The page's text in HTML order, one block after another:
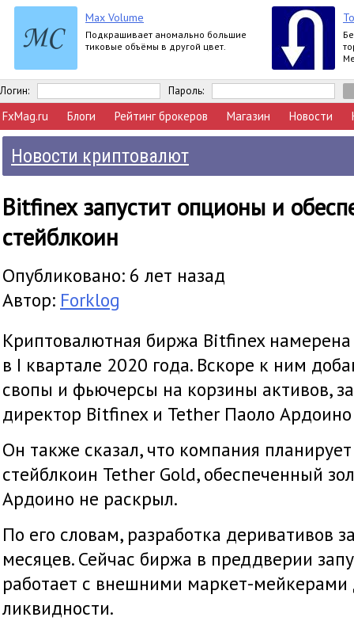
Max Volume
Подкрашивает аномально большие
тиковые объёмы в другой цвет.
Логин: Пароль:
FxMag.ru Блоги Рейтинг брокеров Магазин Новости
Новости криптовалют
Bitfinex запустит опционы и
стейблкоин
Опубликовано: 6 лет назад
Автор: Forklog
Криптовалютная биржа Bitfinex
в I квартале 2020 года. Вскоре к ним
свопы и фьючерсы на корзины активов,
директор Bitfinex и Tether Паоло
Он также сказал, что компания
стейблкоин Tether Gold, обеспеченный
Ардоино не раскрыл.
По его словам, разработка деривативов
месяцев. Сейчас биржа в преддверии
работает с внешними маркет-мейкерами
ликвидности.